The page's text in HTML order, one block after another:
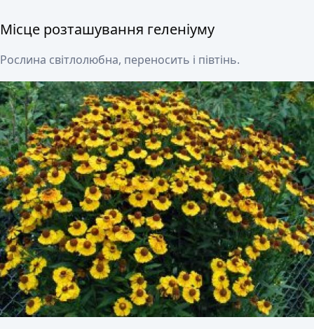
Місце розташування геленіуму
Рослина світлолюбна, переносить і півтінь.